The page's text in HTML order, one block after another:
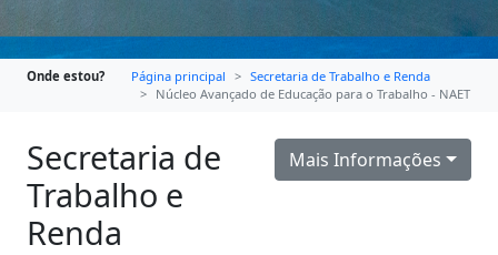
Onde estou? Página principal
Secretaria de Trabalho e Renda
Núcleo Avançado de Educação para o Trabalho - NAET
Mais Informações
Secretaria de
Trabalho e
Renda